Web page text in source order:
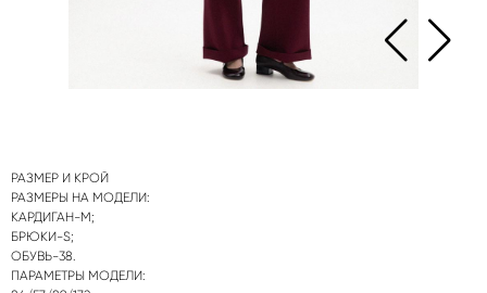
РАЗМЕР И КРОЙ
РАЗМЕРЫ НА МОДЕЛИ:
КАРДИГАН-М;
БРЮКИ-S;
ОБУВЬ-38.
ПАРАМЕТРЫ МОДЕЛИ: